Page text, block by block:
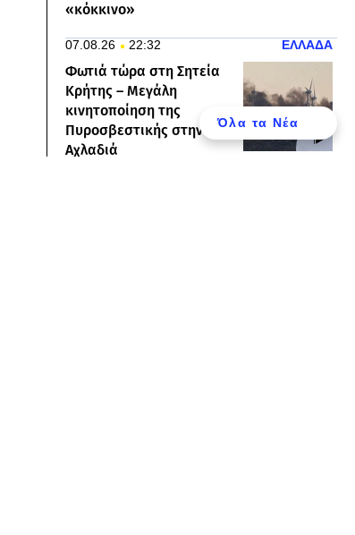
«κόκκινο»
07.08.26 22:32 ΕΛΛΑΔΑ
Φωτιά τώρα στη Σητεία
Κρήτης – Μεγάλη
κινητοποίηση της
Πυροσβεστικής στην
Αχλαδιά
Όλα τα Νέα